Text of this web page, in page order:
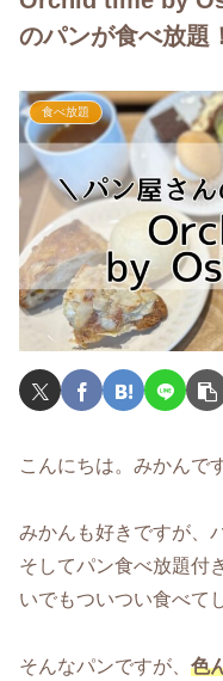
のパンが食べ放題
食べ放題
こんにちは。みかんで
みかんも好きですが、
そしてパン食べ放題付
いでもついつい食べて
そんなパンですが、 色